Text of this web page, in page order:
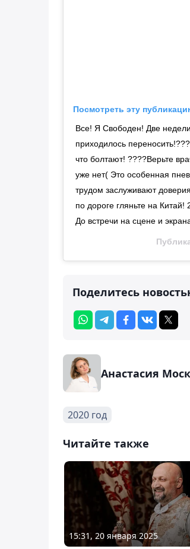
Посмотреть эту
Все! Я Свободен! Две
приходилось
что болтают! ????Верьте
уже нет( Это особенная
трудом заслуживают
по дороге гляньте на
До встречи на сцене и
Поделитесь
Анастасия
2020 год
Читайте также
15:31, 20 января 2025